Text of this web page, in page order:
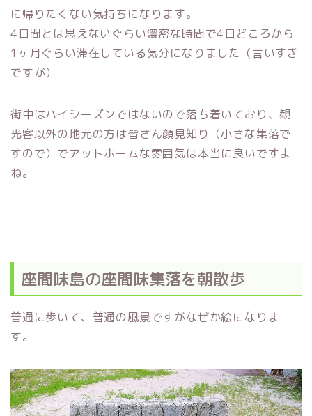
に帰りたくない気持ちになります。
4日間とは思えないぐらい濃密な時間で4日どころから
1ヶ月ぐらい滞在している気分になりました（言いすぎ
ですが）
街中はハイシーズンではないので落ち着いており、観
光客以外の地元の方は皆さん顔見知り（小さな集落で
すので）でアットホームな雰囲気は本当に良いですよ
ね。
座間味島の座間味集落を朝散歩
普通に歩いて、普通の風景ですがなぜか絵になりま
す。